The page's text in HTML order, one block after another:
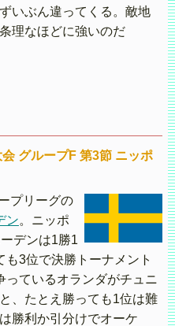
いぶん違ってくる。敵地
理なほどに強いのだ
グループF 第3節 ニッポ
プリーグの
ン。ニッポ
デンは1勝1
3位で決勝トーナメント
っているオランダがチュニ
、たとえ勝っても1位は難
勝利か引分けでオーケ